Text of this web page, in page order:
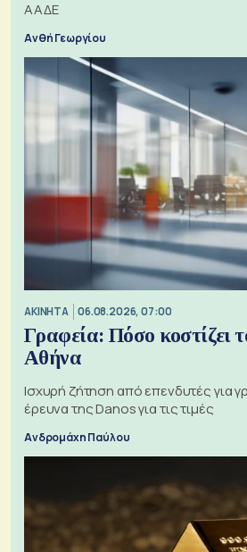
ΑΑΔΕ
Ανθή Γεωργίου
ΑΚΙΝΗΤΑ 06.08.2026, 07:00
Γραφεία: Πόσο κοστίζει
Αθήνα
Ισχυρή ζήτηση από επενδυτές για
έρευνα της Danos για τις τιμές
Ανδρομάχη Παύλου